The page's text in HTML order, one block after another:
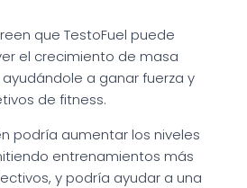
que TestoFuel puede
el crecimiento de masa
a ganar fuerza y
de fitness.
podría aumentar los niveles
entrenamientos más
y podría ayudar a una